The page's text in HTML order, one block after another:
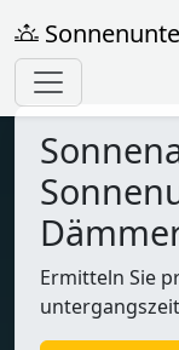
Ermitteln Sie